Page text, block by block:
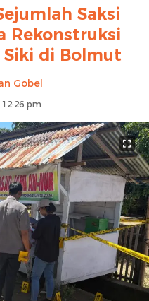
Saksi
Rekonstruksi
di Bolmut
Gobel
pm